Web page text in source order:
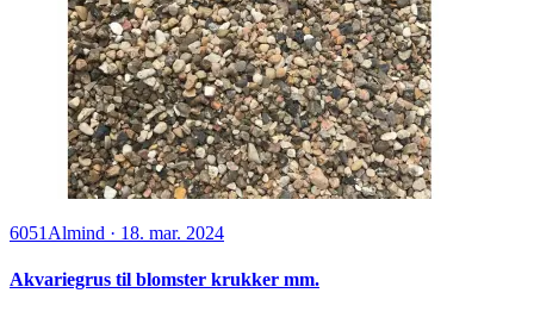
6051 Almind · 18. mar. 2024
Akvariegrus til blomster krukker mm.